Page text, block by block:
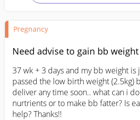
Pregnancy
Need advise to gain bb weight
37 wk + 3 days and my bb weight is
passed the low birth weight (2.5kg)
deliver any time soon.. what can i
nurtrients or to make bb fatter? Is
help? Thanks!!